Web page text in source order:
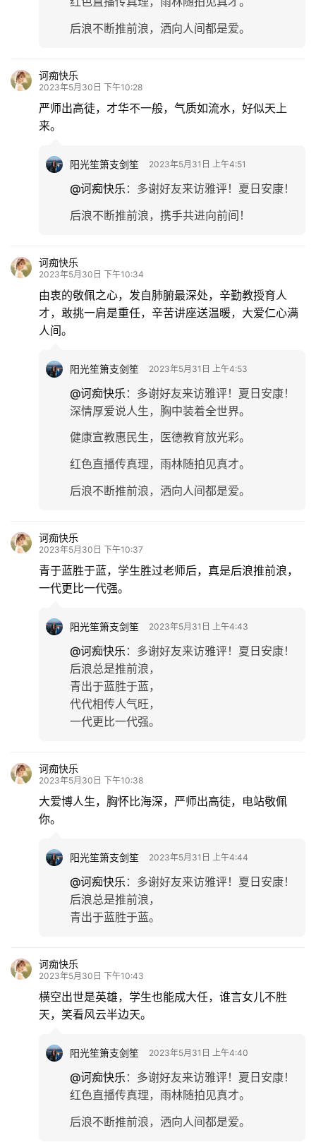
后浪不断推前浪，洒向人间都是爱。
诃痴快乐
2023年5月30日 下午10:28
严师出高徒，才华不一般，气质如流水，好似天上
来。
阳光笙箫支剑笙 2023年5月31日 上午4:51
@诃痴快乐 ： 多谢好友来访雅评！夏日安康！
后浪不断推前浪，携手共进向前间！
诃痴快乐
2023年5月30日 下午10:34
由衷的敬佩之心，发自肺腑最深处，辛勤教授育人
才，敢挑一肩是重任，辛苦讲座送温暖，大爱仁心满
人间。
阳光笙箫支剑笙 2023年5月31日 上午4:53
@诃痴快乐 ： 多谢好友来访雅评！夏日安康！
深情厚爱说人生，胸中装着全世界。
健康宣教惠民生，医德教育放光彩。
红色直播传真理，雨林随拍见真才。
后浪不断推前浪，洒向人间都是爱。
诃痴快乐
2023年5月30日 下午10:37
青于蓝胜于蓝，学生胜过老师后，真是后浪推前浪，
一代更比一代强。
阳光笙箫支剑笙 2023年5月31日 上午4:43
@诃痴快乐 ： 多谢好友来访雅评！夏日安康！
后浪总是推前浪，
青出于蓝胜于蓝，
代代相传人气旺，
一代更比一代强。
诃痴快乐
2023年5月30日 下午10:38
大爱博人生，胸怀比海深，严师出高徒，电站敬佩
你。
阳光笙箫支剑笙 2023年5月31日 上午4:44
@诃痴快乐 ： 多谢好友来访雅评！夏日安康！
后浪总是推前浪，
青出于蓝胜于蓝。
诃痴快乐
2023年5月30日 下午10:43
横空出世是英雄，学生也能成大任，谁言女儿不胜
天，笑看风云半边天。
阳光笙箫支剑笙 2023年5月31日 上午4:40
@诃痴快乐 ： 多谢好友来访雅评！夏日安康！
红色直播传真理，雨林随拍见真才。
后浪不断推前浪，洒向人间都是爱。